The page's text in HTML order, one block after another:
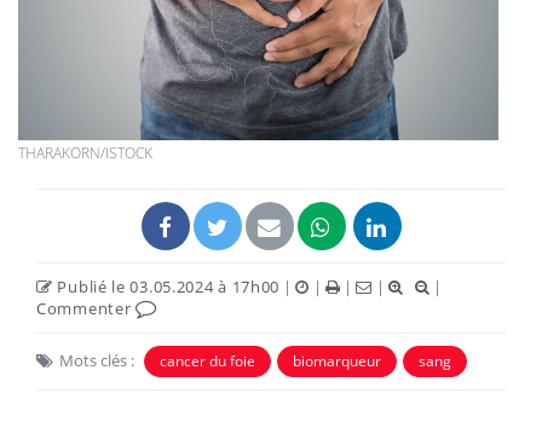
THARAKORN/ISTOCK
Publié le 03.05.2024 à 17h00 | | | |
|
Commenter
Mots clés : cancer du foie biomarqueur sang